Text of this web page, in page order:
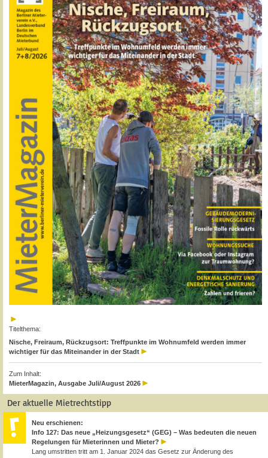
Titelthema:
Nische, Freiraum, Rückzugsort: Treffpunkte im Wohnumfeld werden immer
wichtiger für das Miteinander in der Stadt
Zum Inhalt:
MieterMagazin, Ausgabe Juli/August 2026
Der aktuelle Mietrechtstipp
Neu erschienen:
Info 127: Das neue „Heizungsgesetz“ (GEG) – Was bedeuten die neuen
Regelungen für Mieterinnen und Mieter?
Lang umstritten tritt am 1. Januar 2024 das Gesetz zur Änderung des